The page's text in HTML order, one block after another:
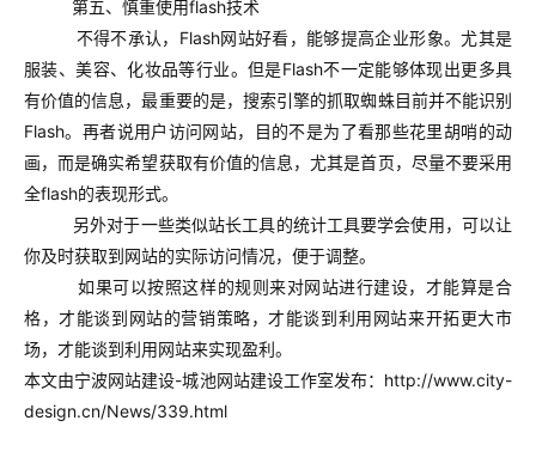
第五、慎重使用flash技术
不得不承认，Flash网站好看，能够提高企业形象。尤其是
服装、美容、化妆品等行业。但是Flash不一定能够体现出更多具
有价值的信息，最重要的是，搜索引擎的抓取蜘蛛目前并不能识别
Flash。再者说用户访问网站，目的不是为了看那些花里胡哨的动
画，而是确实希望获取有价值的信息，尤其是首页，尽量不要采用
全flash的表现形式。
另外对于一些类似站长工具的统计工具要学会使用，可以让
你及时获取到网站的实际访问情况，便于调整。
如果可以按照这样的规则来对网站进行建设，才能算是合
格，才能谈到网站的营销策略，才能谈到利用网站来开拓更大市
场，才能谈到利用网站来实现盈利。
本文由宁波网站建设-城池网站建设工作室发布： http://www.city-
design.cn/News/339.html